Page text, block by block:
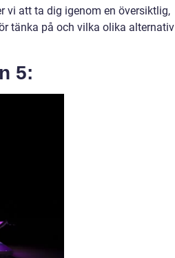
vi att ta dig igenom en översiktlig,
tänka på och vilka olika alternativ
5: